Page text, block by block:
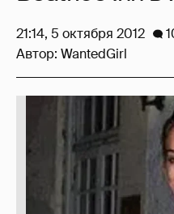
21:14, 5 октября 2012
Автор: WantedGirl